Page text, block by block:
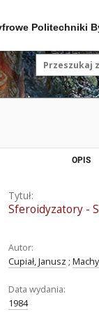
Politechniki
OPIS
Tytuł:
Sferoidyzatory -
Autor:
Cupiał, Janusz ;
Data wydania:
1984